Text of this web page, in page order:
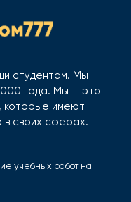
студентам. Мы
года. Мы — это
которые имеют
своих сферах.
учебных работ на